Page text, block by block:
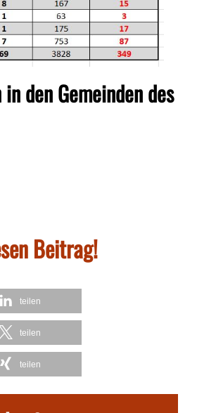
den Gemeinden des
Beitrag!
teilen
teilen
teilen